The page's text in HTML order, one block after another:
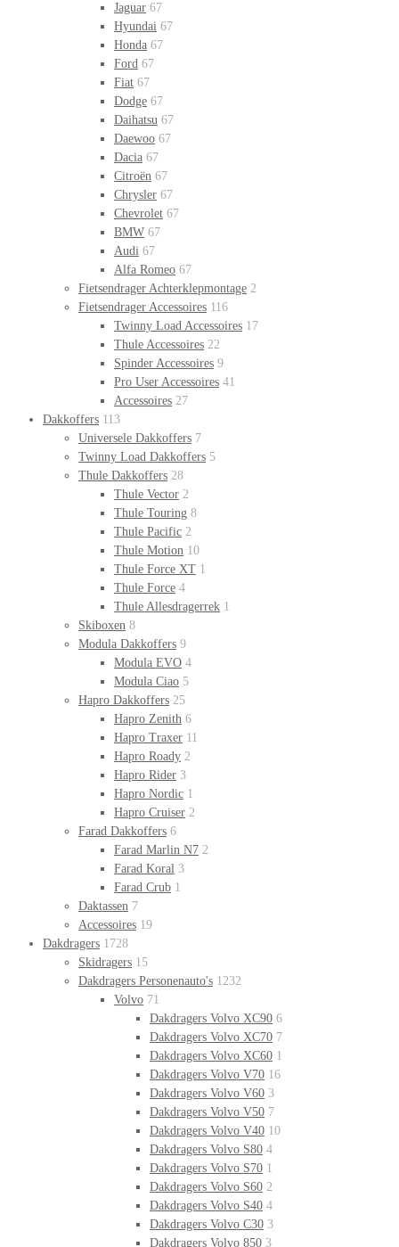
Jaguar 67
Hyundai 67
Honda 67
Ford 67
Fiat 67
Dodge 67
Daihatsu 67
Daewoo 67
Dacia 67
Citroën 67
Chrysler 67
Chevrolet 67
BMW 67
Audi 67
Alfa Romeo 67
Fietsendrager Achterklepmontage 2
Fietsendrager Accessoires 116
Twinny Load Accessoires 17
Thule Accessoires 22
Spinder Accessoires 9
Pro User Accessoires 41
Accessoires 27
Dakkoffers 113
Universele Dakkoffers 7
Twinny Load Dakkoffers 5
Thule Dakkoffers 28
Thule Vector 2
Thule Touring 8
Thule Pacific 2
Thule Motion 10
Thule Force XT 1
Thule Force 4
Thule Allesdragerrek 1
Skiboxen 8
Modula Dakkoffers 9
Modula EVO 4
Modula Ciao 5
Hapro Dakkoffers 25
Hapro Zenith 6
Hapro Traxer 11
Hapro Roady 2
Hapro Rider 3
Hapro Nordic 1
Hapro Cruiser 2
Farad Dakkoffers 6
Farad Marlin N7 2
Farad Koral 3
Farad Crub 1
Daktassen 7
Accessoires 19
Dakdragers 1728
Skidragers 15
Dakdragers Personenauto's 1232
Volvo 71
Dakdragers Volvo XC90 6
Dakdragers Volvo XC70 7
Dakdragers Volvo XC60 1
Dakdragers Volvo V70 16
Dakdragers Volvo V60 3
Dakdragers Volvo V50 7
Dakdragers Volvo V40 10
Dakdragers Volvo S80 4
Dakdragers Volvo S70 1
Dakdragers Volvo S60 2
Dakdragers Volvo S40 4
Dakdragers Volvo C30 3
Dakdragers Volvo 850 3